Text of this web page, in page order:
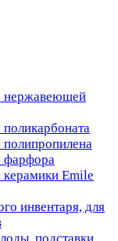
нержавеющей
поликарбоната
полипропилена
фарфора
керамики Emile
инвентаря, для